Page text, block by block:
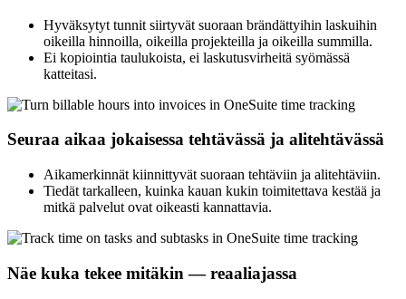
Hyväksytyt tunnit siirtyvät suoraan brändättyihin laskuihin
oikeilla hinnoilla, oikeilla projekteilla ja oikeilla summilla.
Ei kopiointia taulukoista, ei laskutusvirheitä syömässä
katteitasi.
Seuraa aikaa jokaisessa tehtävässä ja alitehtävässä
Aikamerkinnät kiinnittyvät suoraan tehtäviin ja alitehtäviin.
Tiedät tarkalleen, kuinka kauan kukin toimitettava kestää ja
mitkä palvelut ovat oikeasti kannattavia.
Näe kuka tekee mitäkin — reaaliajassa